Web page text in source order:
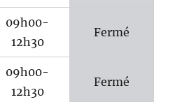
09h00-
12h30
Fermé
09h00-
12h30
Fermé